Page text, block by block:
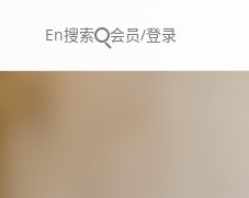
En搜索 会员/登录